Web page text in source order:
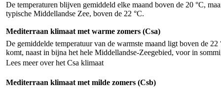
De temperaturen blijven gemiddeld elke maand boven de 20 °C,
typische Middellandse Zee, boven de 22 °C.
Mediterraan klimaat met warme zomers (Csa)
De gemiddelde temperatuur van de warmste maand ligt boven de
komt, naast in bijna het hele Middellandse-Zeegebied, voor in
Lees meer over het Csa klimaat
Mediterraan klimaat met milde zomers (Csb)